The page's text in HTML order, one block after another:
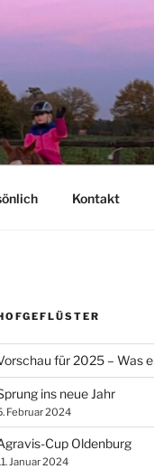
Kontakt
für 2025 – Was
ins neue Jahr
Februar 2024
Cup Oldenburg
Januar 2024